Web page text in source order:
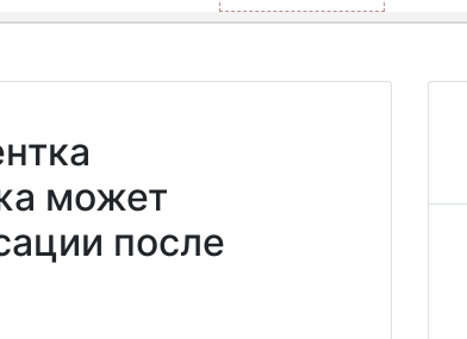
может
после